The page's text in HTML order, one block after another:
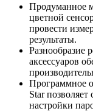
Продуманное
цветной
провести
результаты.
Разнообразие
аксессуаров
Программное
Star позволяет
настройки